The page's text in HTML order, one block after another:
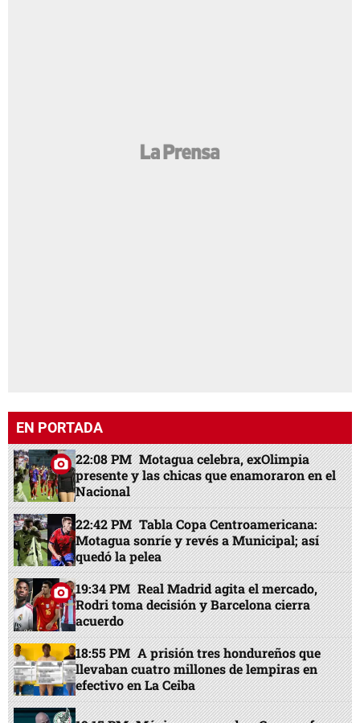
EN PORTADA
22:08 PM Motagua celebra, exOlimpia
presente y las chicas que enamoraron en el
Nacional
22:42 PM Tabla Copa Centroamericana:
Motagua sonríe y revés a Municipal; así
quedó la pelea
19:34 PM Real Madrid agita el mercado,
Rodri toma decisión y Barcelona cierra
acuerdo
18:55 PM A prisión tres hondureños que
llevaban cuatro millones de lempiras en
efectivo en La Ceiba